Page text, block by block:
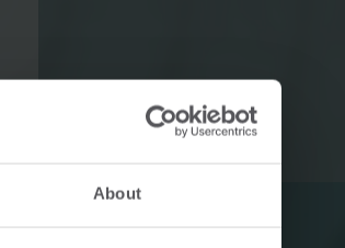
About
Stromlösungen für präzise
Messung und intelligentes
Energiemanagement.